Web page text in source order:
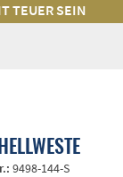
TEUER SEIN
9498-144-S